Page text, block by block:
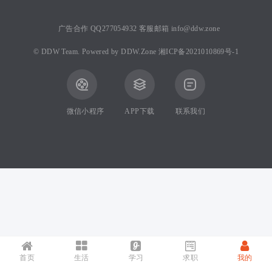
首页 生活 学习 求职 我的
广告合作 QQ277054932 客服邮箱 info@ddw.zone
© DDW Team. Powered byDDW.Zone 湘ICP备2021010869号-1
微信小程序 APP下载 联系我们